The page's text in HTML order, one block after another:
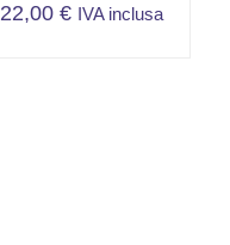
22,00 € IVA inclusa